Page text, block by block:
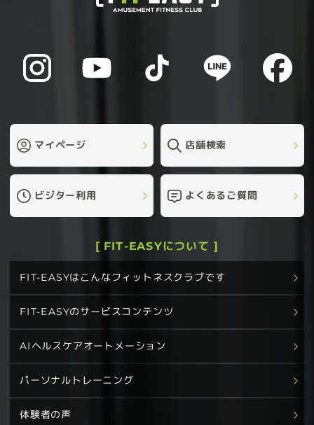
マイページ 店舗検索
ビジター利用 よくあるご質問
[ FIT-EASYについて ]
FIT-EASYはこんなフィットネスクラブです
FIT-EASYのサービスコンテンツ
AIヘルスケアオートメーション
パーソナルトレーニング
体験者の声